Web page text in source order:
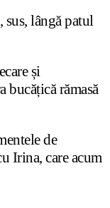
sus, lângă patul
și
bucățică rămasă
de
Irina, care acum